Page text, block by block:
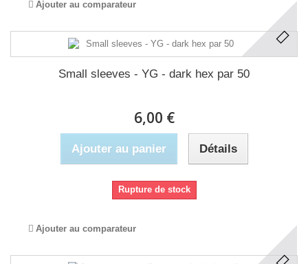
Ajouter au comparateur
Small sleeves - YG - dark hex par 50
6,00 €
Ajouter au panier Détails
Rupture de stock
Ajouter au comparateur